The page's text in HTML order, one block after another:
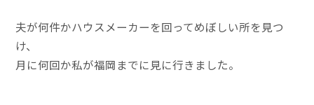
夫が何件かハウスメーカーを回ってめぼしい所を見つ
け、
月に何回か私が福岡までに見に行きました。